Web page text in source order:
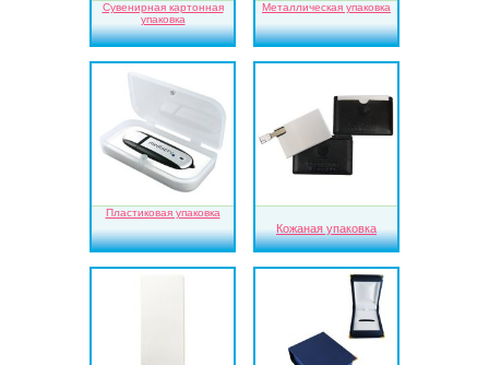
Сувенирная картонная
упаковка
Металлическая упаковка
Пластиковая упаковка
Кожаная упаковка